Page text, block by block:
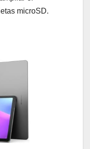
microSD.